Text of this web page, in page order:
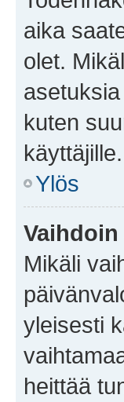
aika
olet.
kuten
Ylös
Mikäli
yleisesti
heittää